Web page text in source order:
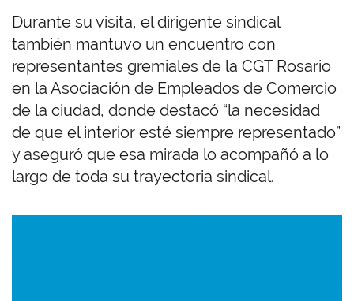
Durante su visita, el dirigente sindical
también mantuvo un encuentro con
representantes gremiales de la CGT Rosario
en la Asociación de Empleados de Comercio
de la ciudad, donde destacó “la necesidad
de que el interior esté siempre representado”
y aseguró que esa mirada lo acompañó a lo
largo de toda su trayectoria sindical.